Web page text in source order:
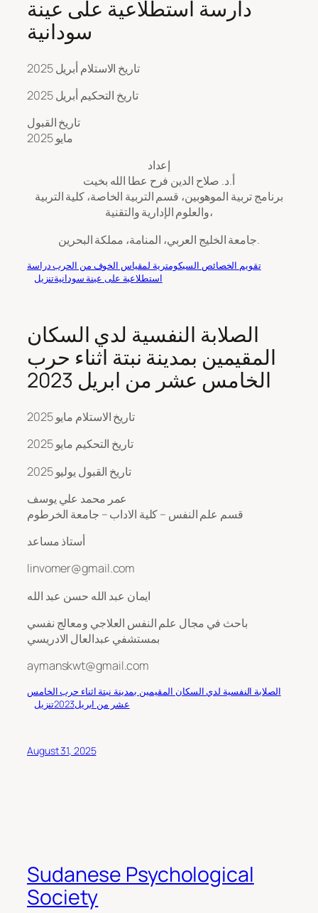
دارسة استطلاعية على عينة
سودانية
تاريخ الاستلام أبريل 2025
تاريخ التحكيم أبريل 2025
تاريخ القبول
مايو 2025
إعداد
أ.د. صلاح الدين فرح عطا الله بخيت
برنامج تربية الموهوبين، قسم التربية الخاصة، كلية التربية
والعلوم الإدارية والتقنية،
جامعة الخليج العربي، المنامة، مملكة البحرين.
تقويم الخصائص السيكومترية لمقياس الخوف من الحرب دراسة
استطلاعية على عينة سودانيةتنزيل
الصلابة النفسية لدي السكان
المقيمين بمدينة نبتة اثناء حرب
الخامس عشر من ابريل 2023
تاريخ الاستلام مايو 2025
تاريخ التحكيم مايو 2025
تاريخ القبول يوليو 2025
عمر محمد علي يوسف
قسم علم النفس – كلية الاداب – جامعة الخرطوم
أستاذ مساعد
linvomer@gmail.com
ايمان عبد الله حسن عبد الله
باحث في مجال علم النفس العلاجي ومعالج نفسي
بمستشفي عبدالعال الادريسي
aymanskwt@gmail.com
الصلابة النفسية لدي السكان المقيمين بمدينة نبتة اثناء حرب الخامس
عشر من ابريل2023
تنزيل
August 31, 2025
Sudanese Psychological
Society